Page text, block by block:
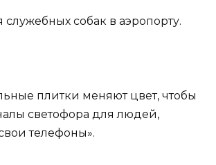
служебных собак в аэропорту.
плитки меняют цвет, чтобы
светофора для людей,
телефоны».